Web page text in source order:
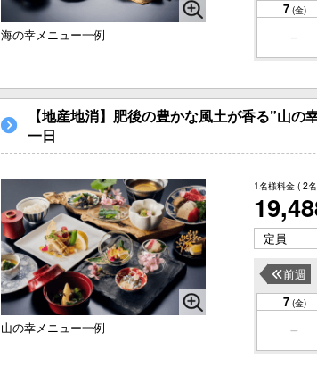
海の幸メニュー一例
7 (金)
【地産地消】肥後の豊かな風土が香る”山
一日
山の幸メニュー一例
1名様料金 ( 2
定員
前週
7 (金)